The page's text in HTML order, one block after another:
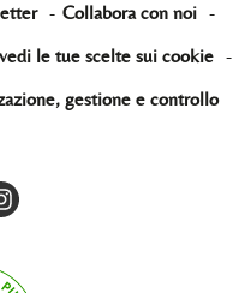
- Collabora con noi -
le tue scelte sui cookie -
gestione e controllo